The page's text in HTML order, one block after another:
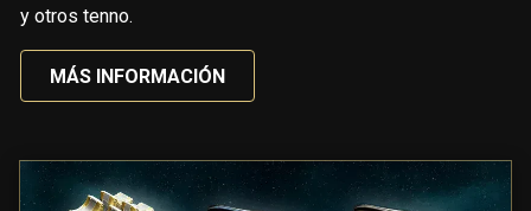
y otros tenno.
MÁS INFORMACIÓN